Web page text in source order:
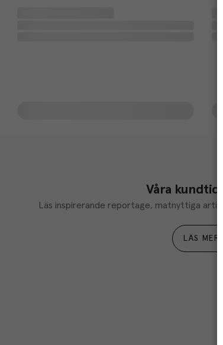
Våra
Läs inspirerande reportage, matnyttiga
LÄS MER